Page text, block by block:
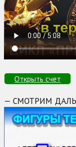
Открыть счет
— СМОТРИМ